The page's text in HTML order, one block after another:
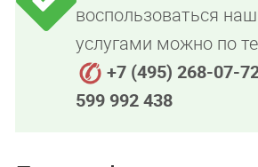
воспользоваться
услугами можно по
+7 (495) 268-07-
599 992 438